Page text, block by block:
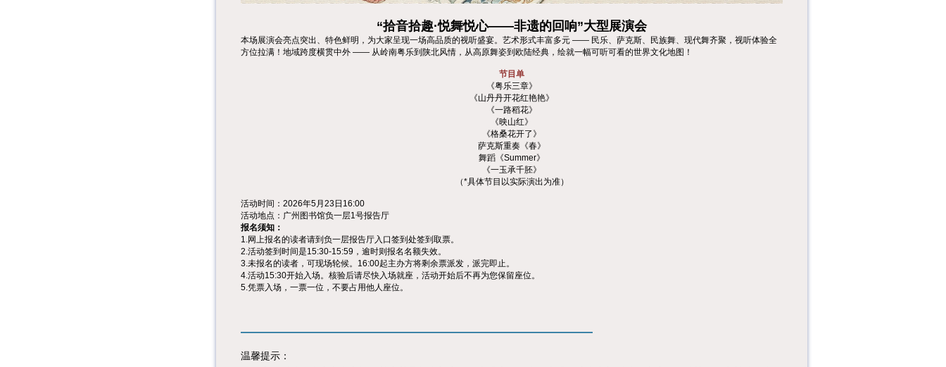
“拾音拾趣·悦舞悦心——非遗的回响”大型展演会
本场展演会亮点突出、特色鲜明，为大家呈现一场高品质的视听盛宴。艺术形式丰富多元 —— 民乐、萨克斯、民族舞、现代舞齐聚，视听体验全
方位拉满！地域跨度横贯中外 —— 从岭南粤乐到陕北风情，从高原舞姿到欧陆经典，绘就一幅可听可看的世界文化地图！
节目单
《粤乐三章》
《山丹丹开花红艳艳》
《一路稻花》
《映山红》
《格桑花开了》
萨克斯重奏《春》
舞蹈《Summer》
《一玉承千胚》
（*具体节目以实际演出为准）
活动时间：2026年5月23日16:00
活动地点：广州图书馆负一层1号报告厅
报名须知：
1.网上报名的读者请到负一层报告厅入口签到处签到取票。
2.活动签到时间是15:30-15:59，逾时则报名名额失效。
3.未报名的读者，可现场轮候。16:00起主办方将剩余票派发，派完即止。
4.活动15:30开始入场。核验后请尽快入场就座，活动开始后不再为您保留座位。
5.凭票入场，一票一位，不要占用他人座位。
温馨提示：